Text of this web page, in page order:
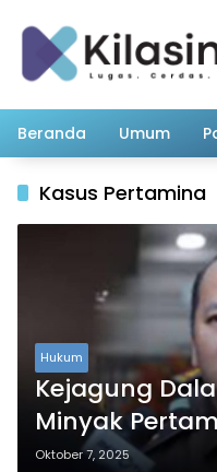
Beranda Umum
Kasus Pertamina
Hukum
Kejagung
Minyak
Migas Turut
Oktober 7, 2025